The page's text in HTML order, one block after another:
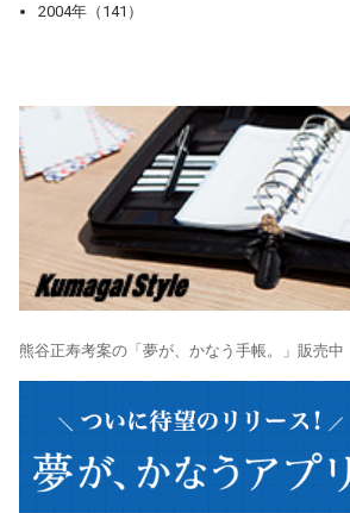
2004年（141）
熊谷正寿考案の「夢が、かなう手帳。」販売中